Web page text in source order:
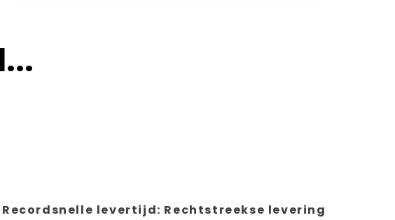
Recordsnelle levertijd: Rechtstreekse levering